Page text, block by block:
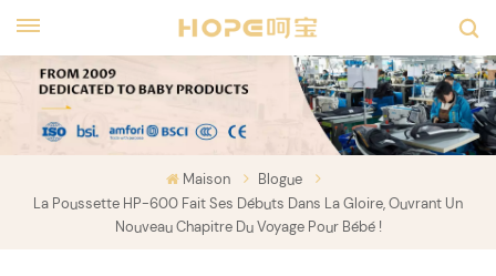
Maison
Blogue
La Poussette HP-600 Fait Ses Débuts Dans La Gloire, Ouvrant Un
Nouveau Chapitre Du Voyage Pour Bébé !